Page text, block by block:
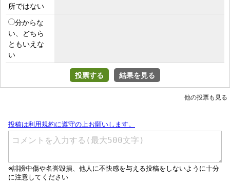
所ではない
分からな
い、どちら
ともいえな
い
投票する 結果を見る
他の投票も見る